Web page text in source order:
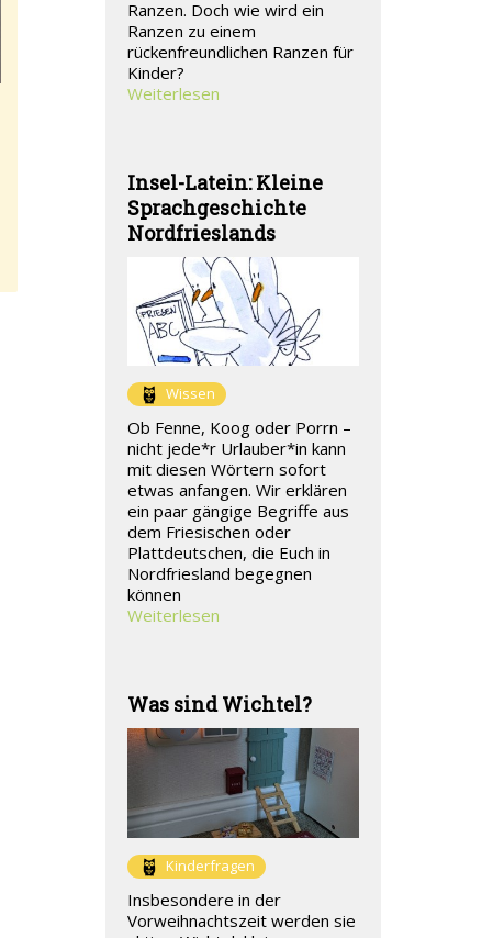
Ranzen. Doch wie wird ein
Ranzen zu einem
rückenfreundlichen Ranzen für
Kinder?
Weiterlesen
Insel-Latein: Kleine
Sprachgeschichte
Nordfrieslands
Wissen
Ob Fenne, Koog oder Porrn –
nicht jede*r Urlauber*in kann
mit diesen Wörtern sofort
etwas anfangen. Wir erklären
ein paar gängige Begriffe aus
dem Friesischen oder
Plattdeutschen, die Euch in
Nordfriesland begegnen
können
Weiterlesen
Was sind Wichtel?
Kinderfragen
Insbesondere in der
Vorweihnachtszeit werden sie